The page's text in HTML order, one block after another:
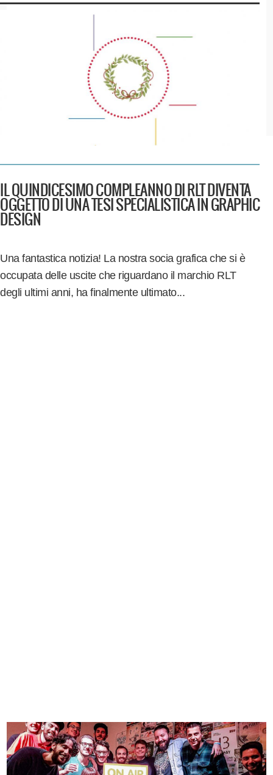
IL QUINDICESIMO COMPLEANNO DI RLT DIVENTA
OGGETTO DI UNA TESI SPECIALISTICA IN GRAPHIC
DESIGN
Una fantastica notizia! La nostra socia grafica che si è
occupata delle uscite che riguardano il marchio RLT
degli ultimi anni, ha finalmente ultimato...